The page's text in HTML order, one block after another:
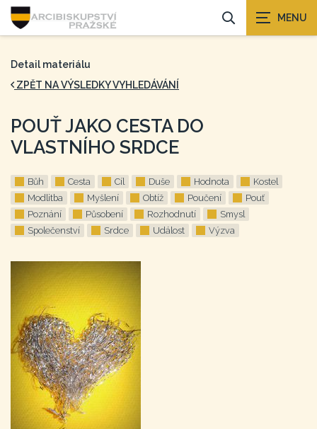
Detail materiálu
ZPĚT NA VÝSLEDKY VYHLEDÁVÁNÍ
POUŤ JAKO CESTA DO
VLASTNÍHO SRDCE
Bůh Cesta Cíl Duše Hodnota
Kostel
Modlitba
Myšlení Obtíž Poučení
Pouť
Poznání
Působení Rozhodnutí
Smysl
Společenství
Srdce Událost Výzva